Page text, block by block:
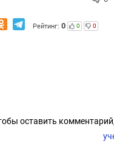
Рейтинг: 0 0 0
оставить комментарий,